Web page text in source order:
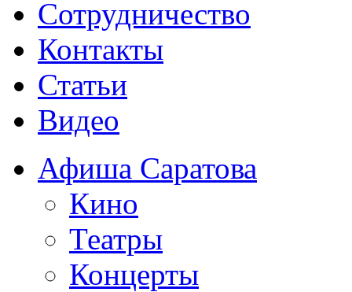
Сотрудничество
Контакты
Статьи
Видео
Афиша Саратова
Кино
Театры
Концерты